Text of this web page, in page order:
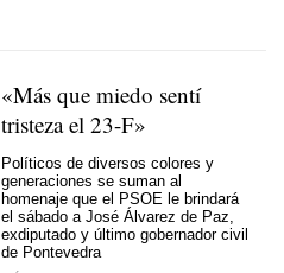
«Más que miedo sentí
tristeza el 23-F»
Políticos de diversos colores y
generaciones se suman al
homenaje que el PSOE le brindará
el sábado a José Álvarez de Paz,
exdiputado y último gobernador civil
de Pontevedra